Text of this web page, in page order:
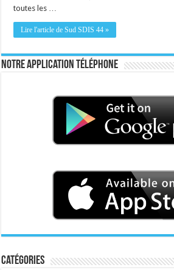
toutes les …
Lire l'article de Sud SDIS 44 »
Notre application téléphone
Catégories